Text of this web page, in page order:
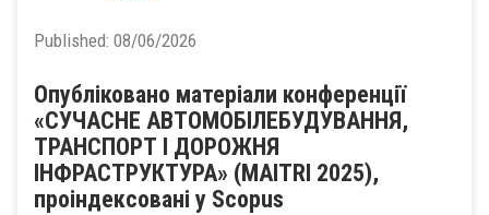
Published: 08/06/2026
Опубліковано матеріали конференції
«СУЧАСНЕ АВТОМОБІЛЕБУДУВАННЯ,
ТРАНСПОРТ І ДОРОЖНЯ
ІНФРАСТРУКТУРА» (MAITRI 2025),
проіндексовані у Scopus